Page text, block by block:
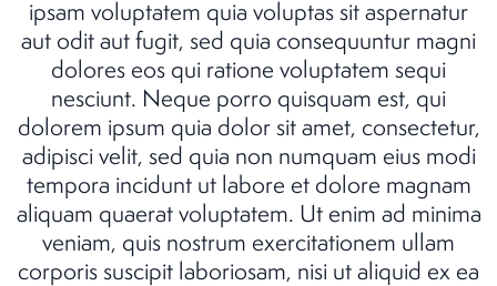
ipsam voluptatem quia voluptas sit aspernatur
aut odit aut fugit, sed quia consequuntur magni
dolores eos qui ratione voluptatem sequi
nesciunt. Neque porro quisquam est, qui
dolorem ipsum quia dolor sit amet, consectetur,
adipisci velit, sed quia non numquam eius modi
tempora incidunt ut labore et dolore magnam
aliquam quaerat voluptatem. Ut enim ad minima
veniam, quis nostrum exercitationem ullam
corporis suscipit laboriosam, nisi ut aliquid ex ea